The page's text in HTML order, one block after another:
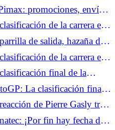
vídeo promociones, envío
virtual de regalo.de la carrera en
Francorchamps
de salida, hazaña de
Hamilton al acechode la carrera en
rinde, el Honda nº5
final de la
para el BMW nº37
La clasificación final
el más rápido por delante
undécimo
de Pierre Gasly tras
¡Por fin hay fecha de